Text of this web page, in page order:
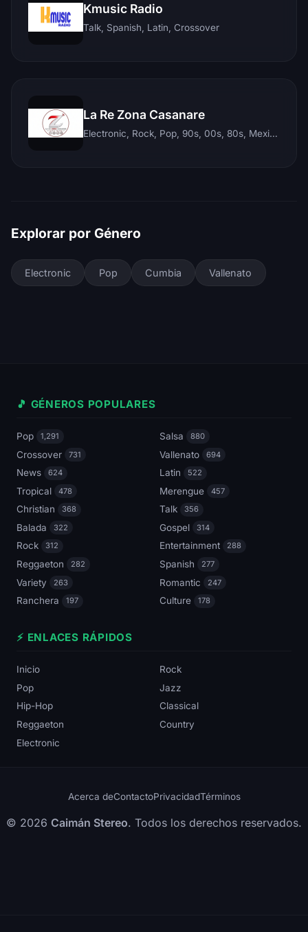
Kmusic Radio
Talk, Spanish, Latin, Crossover
La Re Zona Casanare
Electronic, Rock, Pop, 90s, 00s, 80s, Mexican, Ranchera, Reggaeton, Instrumental, Salsa, Merengue, Tropical, Romantic, Vallenato, Llanera
Explorar por Género
Electronic Pop Cumbia Vallenato
🎵 GÉNEROS POPULARES
Pop 1,291 Salsa 880
Crossover 731 Vallenato 694
News 624 Latin 522
Tropical 478 Merengue 457
Christian 368 Talk 356
Balada 322 Gospel 314
Rock 312 Entertainment 288
Reggaeton 282 Spanish 277
Variety 263 Romantic 247
Ranchera 197 Culture 178
⚡ ENLACES RÁPIDOS
Inicio
Rock
Pop
Jazz
Hip-Hop
Classical
Reggaeton
Country
Electronic
Acerca deContactoPrivacidadTérminos
© 2026 Caimán Stereo. Todos los derechos reservados.